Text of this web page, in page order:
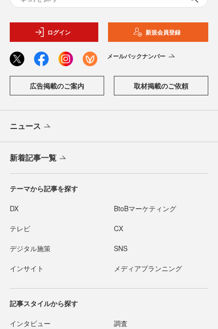
ログイン 新規会員登録
メールバックナンバー
広告掲載のご案内 取材掲載のご依頼
ニュース
新着記事一覧
テーマから記事を探す
DX BtoBマーケティング
テレビ CX
デジタル施策 SNS
インサイト メディアプランニング
記事スタイルから探す
インタビュー 調査